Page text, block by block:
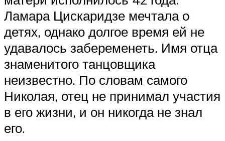
Ламара Цискаридзе мечтала о
детях, однако долгое время ей не
удавалось забеременеть. Имя отца
знаменитого танцовщика
неизвестно. По словам самого
Николая, отец не принимал участия
в его жизни, и он никогда не знал
его.